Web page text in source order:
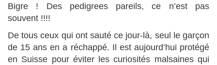
Bigre ! Des pedigrees pareils, ce n’est pas
souvent !!!!
De tous ceux qui ont sauté ce jour-là, seul le garçon
de 15 ans en a réchappé. Il est aujourd’hui protégé
en Suisse pour éviter les curiosités malsaines qui